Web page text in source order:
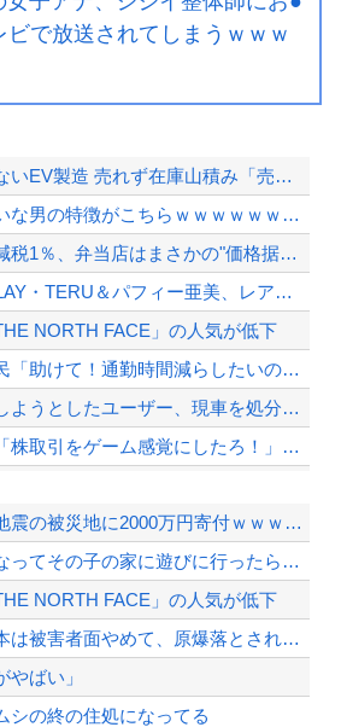
で放送されてしまうｗｗｗ
中国、止められないEV製造 売れず在庫山積み「売れたこと」にして補助金を騙し取る...
【悲報】男が嫌いな男の特徴がこちらｗｗｗｗｗｗｗｗｗｗ
高市首相の消費減税1％、弁当店はまさかの"価格据え置き"宣言「値下げはしません」
【最新画像】 GLAY・TERU＆パフィー亜美、レアな夫婦ショットを公開してしま...
NORTH FACE」の人気が低下
【画像】東京都民「助けて！通勤時間減らしたいのに都心の近くが最低10万払わないと...
テスラ車を購入しようとしたユーザー、現車を処分して代金を支払い、平日の納車日に予...
【衝撃】若者達「株取引をゲーム感覚にしたろ！」→結果
昭和の神漫画「ドラゴンボール、ドラえもん、火の鳥、、、」令和→
【画像】いしかわじゅんの反戦漫画、意味不明すぎる…ネット「量産型左翼の最底辺みた...
【配信者】「金バエ」のSNS更新が1週間途絶え、様々な憶測が飛び交う。1週間ぶり...
ヒカキン、熊本地震の被災地に2000万円寄付ｗｗｗｗｗｗｗｗｗ
転校生と仲良くなってその子の家に遊びに行ったら私が小さい頃に撮った写真があった
NORTH FACE」の人気が低下
中国外交部「日本は被害者面やめて、原爆落とされた状況を反省すべき」
ばい」
シの終の住処になってる